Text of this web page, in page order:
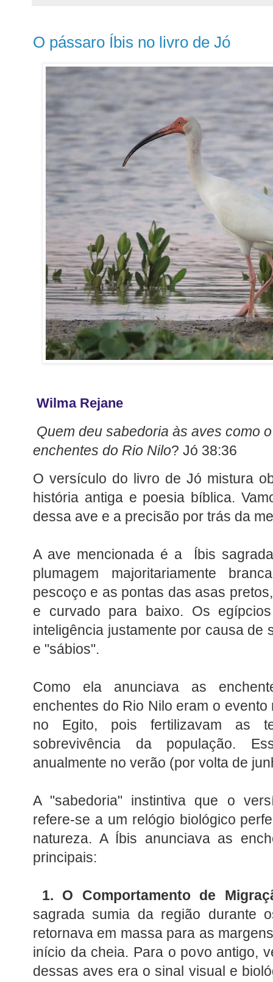
O pássaro Íbis no livro de Jó
Wilma Rejane
Quem deu sabedoria às aves como
enchentes do Rio Nilo? Jó 38:36
O versículo do livro de Jó mistura
história antiga e poesia bíblica.
dessa ave e a precisão por trás da
A ave mencionada é a Íbis
plumagem majoritariamente
pescoço e as pontas das asas
e curvado para baixo. Os
inteligência justamente por causa de
e "sábios".
Como ela anunciava as
enchentes do Rio Nilo eram o
no Egito, pois fertilizavam as
sobrevivência da população.
anualmente no verão (por volta de
A "sabedoria" instintiva que o
refere-se a um relógio biológico
natureza. A Íbis anunciava as
principais:
1. O Comportamento de
sagrada sumia da região durante
retornava em massa para as
início da cheia. Para o povo antigo,
dessas aves era o sinal visual e